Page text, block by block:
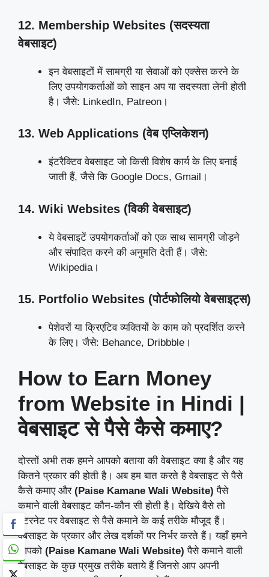
12. Membership Websites (सदस्यता
वेबसाइट)
इन वेबसाइटों में सामग्री या सेवाओं को एक्सेस करने के
लिए उपयोगकर्ताओं को साइन अप या सदस्यता लेनी होती
है। जैसे: LinkedIn, Patreon।
13. Web Applications (वेब एप्लिकेशन)
इंटरैक्टिव वेबसाइट जो किसी विशेष कार्य के लिए बनाई
जाती हैं, जैसे कि Google Docs, Gmail।
14. Wiki Websites (विकी वेबसाइट)
ये वेबसाइटें उपयोगकर्ताओं को एक साथ सामग्री जोड़ने
और संपादित करने की अनुमति देती हैं। जैसे:
Wikipedia।
15. Portfolio Websites (पोर्टफोलियो वेबसाइट्स)
पेशेवरों या क्रिएटिव व्यक्तियों के काम को प्रदर्शित करने
के लिए। जैसे: Behance, Dribbble।
How to Earn Money
from Website in Hindi |
वेबसाइट से पैसे कैसे कमाए?
दोस्तों अभी तक हमने आपको बताया की वेबसाइट क्या है और यह
कितने प्रकार की होती है। अब हम बात करते है वेबसाइट से पैसे
कैसे कमाए और (Paise Kamane Wali Website) पैसे
कमाने वाली वेबसाइट कौन-कौन सी होती है। देखिये वैसे तो
इंटरनेट पर वेबसाइट से पैसे कमाने के कई तरीके मौजूद हैं।
वेबसाइट के प्रकार और लेख दर्शकों पर निर्भर करते हैं। यहाँ हमने
आपको (Paise Kamane Wali Website) पैसे कमाने वाली
वेबसाइट के कुछ प्रमुख तरीके बताये हैं जिनसे आप अपनी